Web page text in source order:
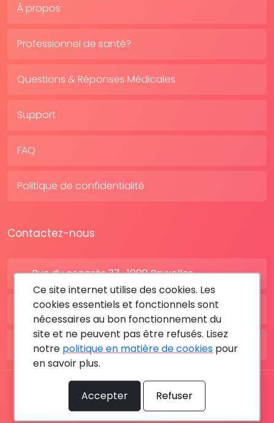
À propos
Professionnel de santé?
Questions & Réponses Médicales
Support
FAQ
Politique de confidentialité
Contactez-nous
Rue du congrès 37 , 1000 Bruxelles
BE: +32 28080227
FR: +33 183642895
Tous les droits sont réservés © 2026 RDV MÉDICAL By
MediaSatCom
Ce site internet utilise des cookies. Les
cookies essentiels et fonctionnels sont
nécessaires au bon fonctionnement du
site et ne peuvent pas être refusés. Lisez
notre politique en matière de cookies pour
en savoir plus.
Accepter Refuser